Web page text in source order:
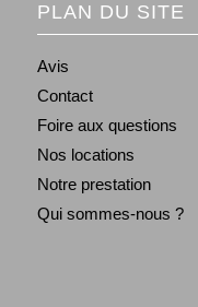
PLAN DU SITE
Avis
Contact
Foire aux questions
Nos locations
Notre prestation
Qui sommes-nous ?